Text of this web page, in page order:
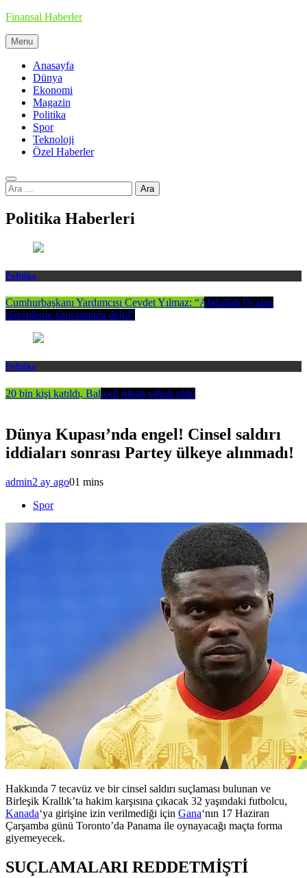
Skip
content
Finansal Haberler
Haberin doğru adresi
Menu
Anasayfa
Dünya
Ekonomi
Magazin
Politika
Spor
Teknoloji
Özel Haberler
Arama:
Politika Haberleri
Politika
Cumhurbaşkanı Yardımcısı Cevdet Yılmaz: “Abdullah Öcalan
düzenleme kapsamında değil”
Politika
20 bin kişi katıldı, Bahçeli nikah şahidi oldu
Dünya Kupası’nda engel! Cinsel saldırı
iddiaları sonrası Partey ülkeye alınmadı!
admin2 ay ago01 mins
Spor
Hakkında 7 tecavüz ve bir cinsel saldırı suçlaması bulunan ve
Birleşik Krallık’ta hakim karşısına çıkacak 32 yaşındaki futbolcu,
Kanada‘ya girişine izin verilmediği için Gana‘nın 17 Haziran
Çarşamba günü Toronto’da Panama ile oynayacağı maçta forma
giyemeyecek.
SUÇLAMALARI REDDETMİŞTİ